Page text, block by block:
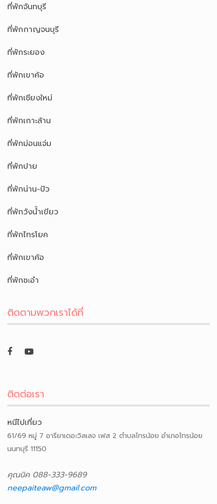
ที่พักจันทบุรี
ที่พักกาญจนบุรี
ที่พักระยอง
ที่พักเขาค้อ
ที่พักเชียงใหม่
ที่พักเกาะล้าน
ที่พักม่อนแจ่ม
ที่พักปาย
ที่พักน่าน-ปัว
ที่พักวังน้ำเขียว
ที่พักไทรโยค
ที่พักเขาค้อ
ที่พักชะอำ
ติดตามพวกเราได้ที่
ติดต่อเรา
หนีไปเที่ยว
61/69 หมู่ 7 อารียาเดอะวิลเลจ เฟส 2 ตำบลไทรน้อย อำเภอไทรน้อย
นนทบุรี 11150
คุณนิค 088-333-9689
neepaiteaw@gmail.com